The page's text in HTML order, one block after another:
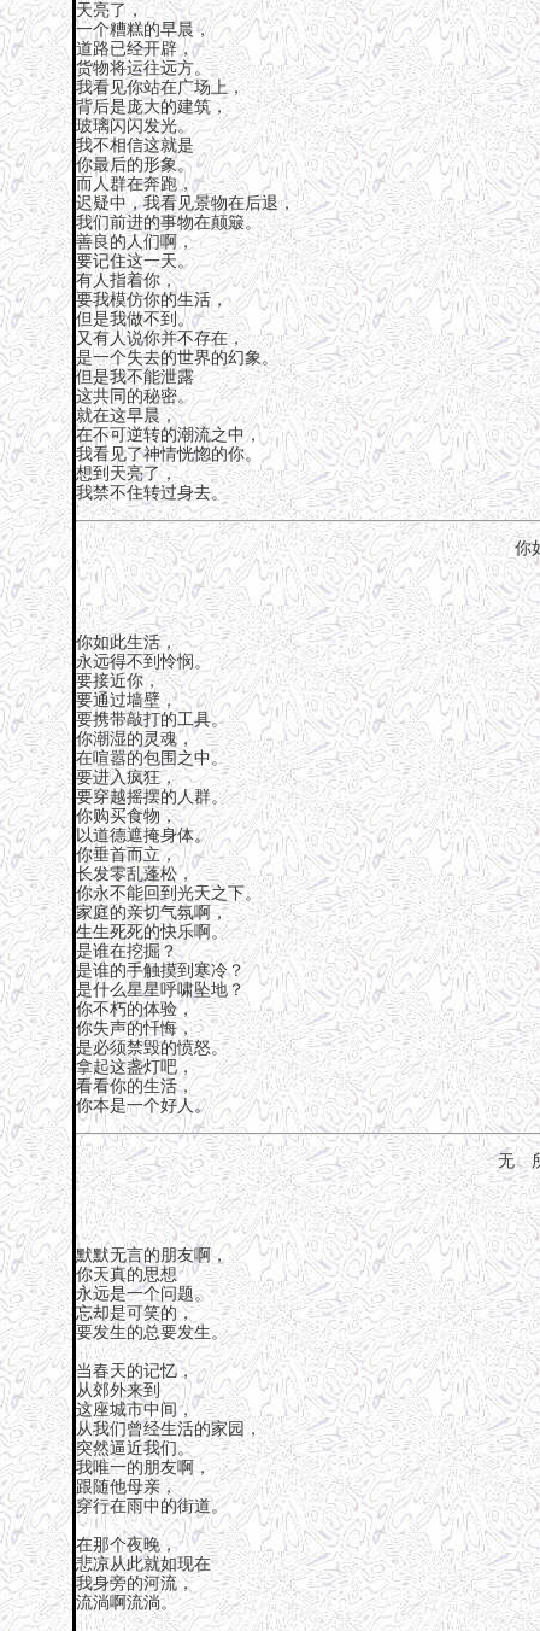
天亮了，
一个糟糕的早晨，
道路已经开辟，
货物将运往远方。
我看见你站在广场上，
背后是庞大的建筑，
玻璃闪闪发光。
我不相信这就是
你最后的形象。
而人群在奔跑，
迟疑中，我看见景物在后退，
我们前进的事物在颠簸。
善良的人们啊，
要记住这一天。
有人指着你，
要我模仿你的生活，
但是我做不到。
又有人说你并不存在，
是一个失去的世界的幻象。
但是我不能泄露
这共同的秘密。
就在这早晨，
在不可逆转的潮流之中，
我看见了神情恍惚的你。
想到天亮了，
我禁不住转过身去。
你
你如此生活，
永远得不到怜悯。
要接近你，
要通过墙壁，
要携带敲打的工具。
你潮湿的灵魂，
在喧嚣的包围之中。
要进入疯狂，
要穿越摇摆的人群。
你购买食物，
以道德遮掩身体。
你垂首而立，
长发零乱蓬松，
你永不能回到光天之下。
家庭的亲切气氛啊，
生生死死的快乐啊。
是谁在挖掘？
是谁的手触摸到寒冷？
是什么星星呼啸坠地？
你不朽的体验，
你失声的忏悔，
是必须禁毁的愤怒。
拿起这盏灯吧，
看看你的生活，
你本是一个好人。
无
默默无言的朋友啊，
你天真的思想
永远是一个问题。
忘却是可笑的，
要发生的总要发生。
当春天的记忆，
从郊外来到
这座城市中间，
从我们曾经生活的家园，
突然逼近我们。
我唯一的朋友啊，
跟随他母亲，
穿行在雨中的街道。
在那个夜晚，
悲凉从此就如现在
我身旁的河流，
流淌啊流淌。